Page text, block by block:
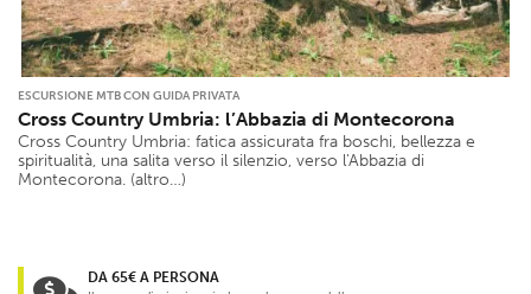
ESCURSIONE MTB CON GUIDA PRIVATA
Cross Country Umbria: l’Abbazia di Montecorona
Cross Country Umbria: fatica assicurata fra boschi, bellezza e
spiritualità, una salita verso il silenzio, verso l'Abbazia di
Montecorona. (altro…)
DA 65€ A PERSONA